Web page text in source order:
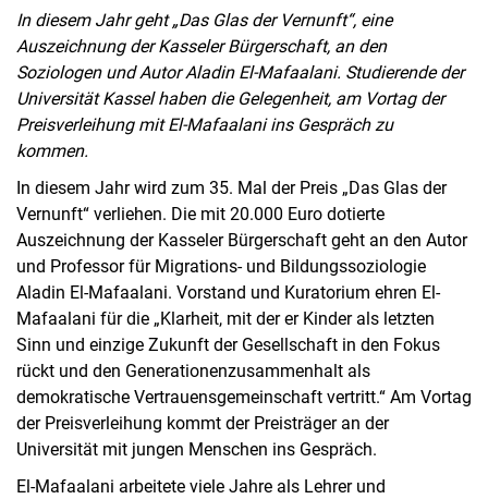
In diesem Jahr geht „Das Glas der Vernunft“, eine
Auszeichnung der Kasseler Bürgerschaft, an den
Soziologen und Autor Aladin El-Mafaalani. Studierende der
Universität Kassel haben die Gelegenheit, am Vortag der
Preisverleihung mit El-Mafaalani ins Gespräch zu
kommen.
In diesem Jahr wird zum 35. Mal der Preis „Das Glas der
Vernunft“ verliehen. Die mit 20.000 Euro dotierte
Auszeichnung der Kasseler Bürgerschaft geht an den Autor
und Professor für Migrations- und Bildungssoziologie
Aladin El-Mafaalani. Vorstand und Kuratorium ehren El-
Mafaalani für die „Klarheit, mit der er Kinder als letzten
Sinn und einzige Zukunft der Gesellschaft in den Fokus
rückt und den Generationenzusammenhalt als
demokratische Vertrauensgemeinschaft vertritt.“ Am Vortag
der Preisverleihung kommt der Preisträger an der
Universität mit jungen Menschen ins Gespräch.
El-Mafaalani arbeitete viele Jahre als Lehrer und